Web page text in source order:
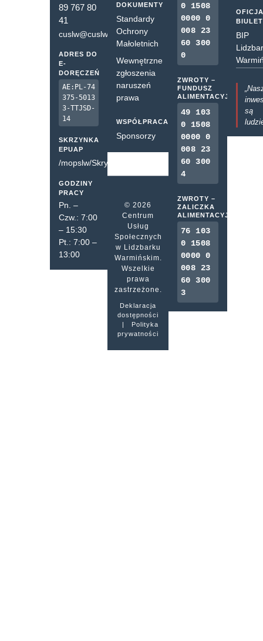
89 767 80
41
cuslw@cuslw.pl
ADRES DO
E-
DORĘCZEŃ
AE:PL-74
375-5013
3-TTJSD-
14
SKRZYNKA
EPUAP
/mopslw/SkrytkaESP
GODZINY
PRACY
Pn. –
Czw.: 7:00
– 15:30
Pt.: 7:00 –
13:00
DOKUMENTY
Standardy
Ochrony
Małoletnich
Wewnętrzne
zgłoszenia
naruszeń
prawa
WSPÓŁPRACA
Sponsorzy
© 2026
Centrum
Usług
Społecznych
w Lidzbarku
Warmińskim.
Wszelkie
prawa
zastrzeżone.
Deklaracja
dostępności
|
Polityka
prywatności
0 1508
0000 0
008 23
60 300
0
ZWROTY –
FUNDUSZ
ALIMENTACYJNY
49 103
0 1508
0000 0
008 23
60 300
4
ZWROTY –
ZALICZKA
ALIMENTACYJNA
76 103
0 1508
0000 0
008 23
60 300
3
BIP
są